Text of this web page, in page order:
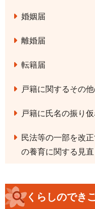
婚姻届
離婚届
転籍届
戸籍に関するその
戸籍に氏名の振り
民法等の一部を改
の養育に関する見
くらしのでき